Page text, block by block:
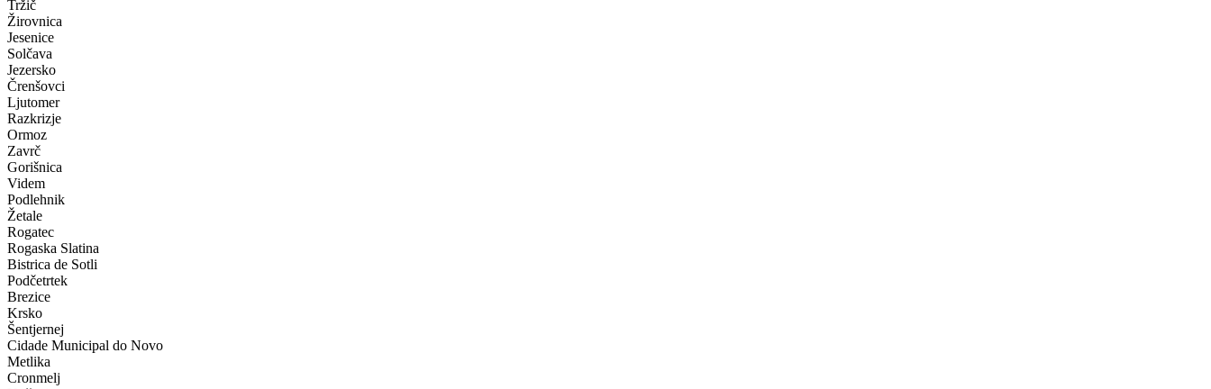
Tržič
Žirovnica
Jesenice
Solčava
Jezersko
Črenšovci
Ljutomer
Razkrizje
Ormoz
Zavrč
Gorišnica
Videm
Podlehnik
Žetale
Rogatec
Rogaska Slatina
Bistrica de Sotli
Podčetrtek
Brezice
Krsko
Šentjernej
Cidade Municipal do Novo
Metlika
Cronmelj